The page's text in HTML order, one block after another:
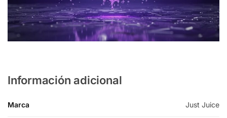
Información adicional
Marca Just Juice